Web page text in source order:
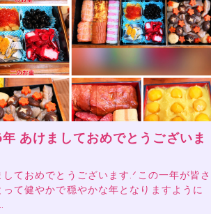
あけましておめでとうございま
しておめでとうございます.ᐟこの一年が皆さ
って健やかで穏やかな年となりますように